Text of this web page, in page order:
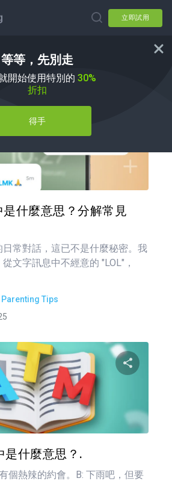
立即試用
等等，先別走
開始使用特別的 30%
折扣
得手
育兒秘訣
什麼意思？分解常見
常對話，這已不是什麼秘密。我
文字訊息中不經意的 "LOL"，
Parenting Tips
是什麼意思？.
個熱辣的約會。B: 下雨吧，但要